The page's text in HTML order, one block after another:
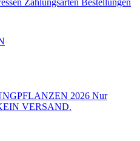
Zahlungsarten Bestellungen
2026 Nur
VERSAND.